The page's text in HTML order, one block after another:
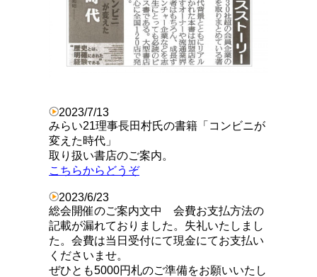
2023/7/13
みらい21理事長田村氏の書籍「コンビニが
変えた時代」
取り扱い書店のご案内。
こちらからどうぞ
2023/6/23
総会開催のご案内文中 会費お支払方法の
記載が漏れておりました。失礼いたしまし
た。 会費は当日受付にて現金にてお支払い
くださいませ。
ぜひとも5000円札のご準備をお願いいたし